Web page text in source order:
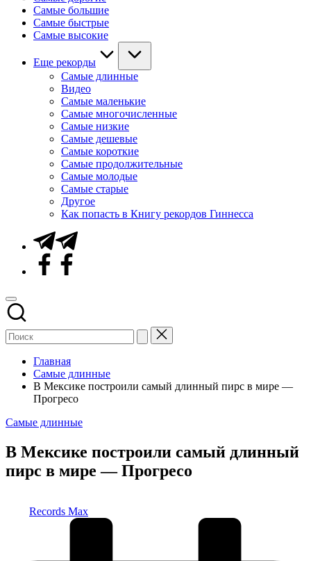
Самые большие
Самые быстрые
Самые высокие
Еще рекорды
Самые длинные
Видео
Самые маленькие
Самые многочисленные
Самые низкие
Самые дешевые
Самые короткие
Самые продолжительные
Самые молодые
Самые старые
Другое
Как попасть в Книгу рекордов Гиннесса
Telegram
Facebook
Главная
Самые длинные
В Мексике построили самый длинный пирс в мире —
Прогресо
Опубликовано
Самые длинные
В Мексике построили самый длинный
пирс в мире — Прогресо
Records Max